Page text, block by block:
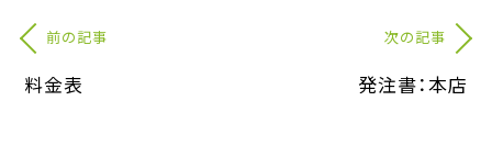
前の記事
料金表
次の記事
発注書：本店